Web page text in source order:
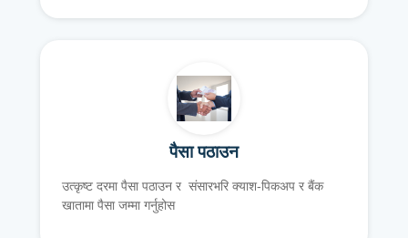
पैसा पठाउन
उत्कृष्ट दरमा पैसा पठाउन र संसारभरि क्याश-पिकअप र बैंक
खातामा पैसा जम्मा गर्नुहोस